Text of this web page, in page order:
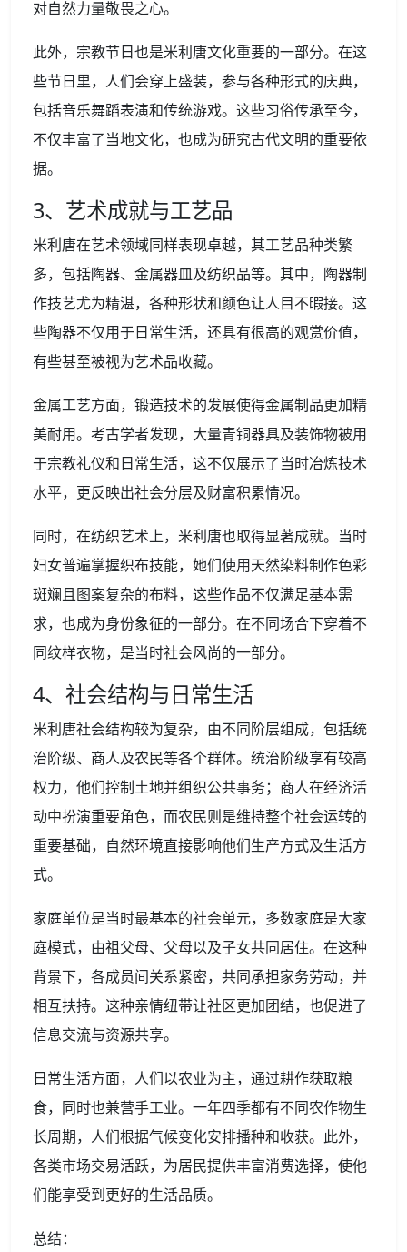
对自然力量敬畏之心。
此外，宗教节日也是米利唐文化重要的一部分。在这
些节日里，人们会穿上盛装，参与各种形式的庆典，
包括音乐舞蹈表演和传统游戏。这些习俗传承至今，
不仅丰富了当地文化，也成为研究古代文明的重要依
据。
3、艺术成就与工艺品
米利唐在艺术领域同样表现卓越，其工艺品种类繁
多，包括陶器、金属器皿及纺织品等。其中，陶器制
作技艺尤为精湛，各种形状和颜色让人目不暇接。这
些陶器不仅用于日常生活，还具有很高的观赏价值，
有些甚至被视为艺术品收藏。
金属工艺方面，锻造技术的发展使得金属制品更加精
美耐用。考古学者发现，大量青铜器具及装饰物被用
于宗教礼仪和日常生活，这不仅展示了当时冶炼技术
水平，更反映出社会分层及财富积累情况。
同时，在纺织艺术上，米利唐也取得显著成就。当时
妇女普遍掌握织布技能，她们使用天然染料制作色彩
斑斓且图案复杂的布料，这些作品不仅满足基本需
求，也成为身份象征的一部分。在不同场合下穿着不
同纹样衣物，是当时社会风尚的一部分。
4、社会结构与日常生活
米利唐社会结构较为复杂，由不同阶层组成，包括统
治阶级、商人及农民等各个群体。统治阶级享有较高
权力，他们控制土地并组织公共事务；商人在经济活
动中扮演重要角色，而农民则是维持整个社会运转的
重要基础，自然环境直接影响他们生产方式及生活方
式。
家庭单位是当时最基本的社会单元，多数家庭是大家
庭模式，由祖父母、父母以及子女共同居住。在这种
背景下，各成员间关系紧密，共同承担家务劳动，并
相互扶持。这种亲情纽带让社区更加团结，也促进了
信息交流与资源共享。
日常生活方面，人们以农业为主，通过耕作获取粮
食，同时也兼营手工业。一年四季都有不同农作物生
长周期，人们根据气候变化安排播种和收获。此外，
各类市场交易活跃，为居民提供丰富消费选择，使他
们能享受到更好的生活品质。
总结：